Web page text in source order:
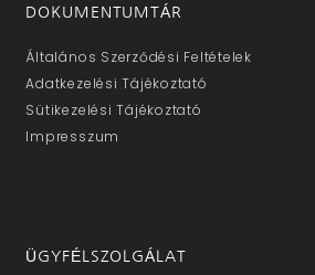
DOKUMENTUMTÁR
Általános Szerződési Feltételek
Adatkezelési Tájékoztató
Sütikezelési Tájékoztató
Impresszum
ÜGYFÉLSZOLGÁLAT